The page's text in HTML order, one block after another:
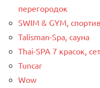
перегородок
SWIM & GYM,
Talisman-Spa, сауна
Thai-SPA 7 красок,
Tuncar
Wow